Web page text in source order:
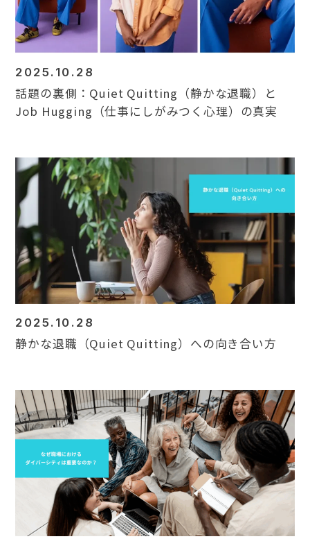
2025.10.28
話題の裏側：Quiet Quitting（静かな退職）と
Job Hugging（仕事にしがみつく心理）の真実
2025.10.28
静かな退職（Quiet Quitting）への向き合い方